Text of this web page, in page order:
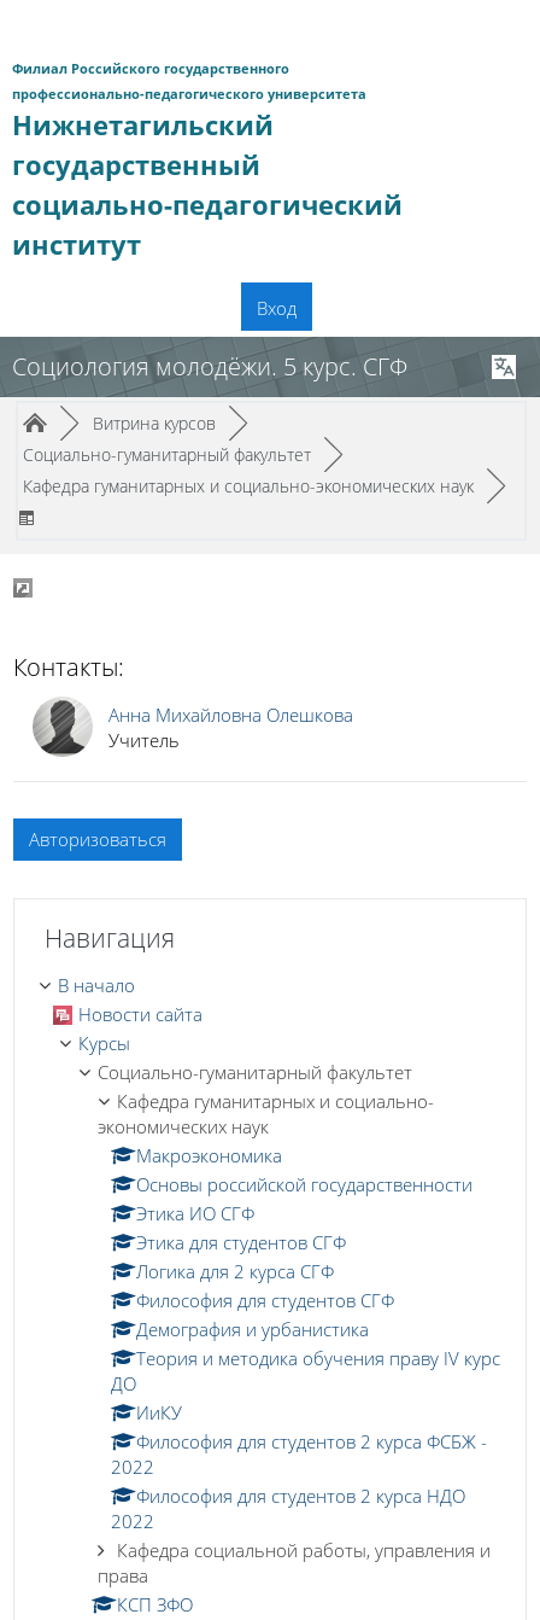
Филиал Российского государственного
профессионально-педагогического университета
Нижнетагильский
государственный
социально-педагогический
институт
Вход
Социология молодёжи. 5 курс. СГФ
Путь к странице
/► Витрина курсов /►
Социально-гуманитарный факультет
/►
Кафедра гуманитарных и социально-экономических наук
/►
Контакты:
Анна Михайловна Олешкова
Учитель
Авторизоваться
Навигация
В начало
Новости сайта
Курсы
Социально-гуманитарный факультет
Кафедра гуманитарных и социально-
экономических наук
Макроэкономика
Основы российской государственности
Этика ИО СГФ
Этика для студентов СГФ
Логика для 2 курса СГФ
Философия для студентов СГФ
Демография и урбанистика
Теория и методика обучения праву IV курс
ДО
ИиКУ
Философия для студентов 2 курса ФСБЖ -
2022
Философия для студентов 2 курса НДО
2022
Кафедра социальной работы, управления и
права
КСП ЗФО